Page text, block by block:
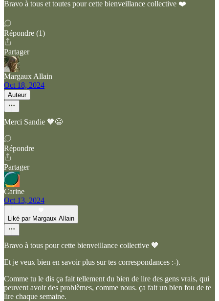
Bravo à tous et toutes pour cette bienveillance collective ❤️
Répondre (1)
Partager
Margaux Allain
Oct 18, 2024
Auteur
Merci Sandie 🧡😃
Répondre
Partager
Carine
Oct 13, 2024
Liké par Margaux Allain
Bravo à tous pour cette bienveillance collective 🧡
Et je veux bien en savoir plus sur tes correspondances :-).
Comme tu le dis ça fait tellement du bien de lire des gens vrais, qui
peuvent avoir des problèmes, comme nous. ça fait un bien fou de te
lire chaque semaine.